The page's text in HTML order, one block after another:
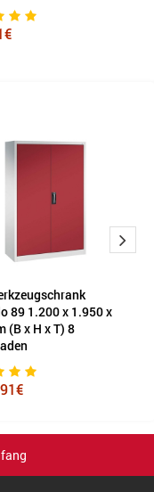
89 1.200 x 1.950 x
(B x H x T) 8